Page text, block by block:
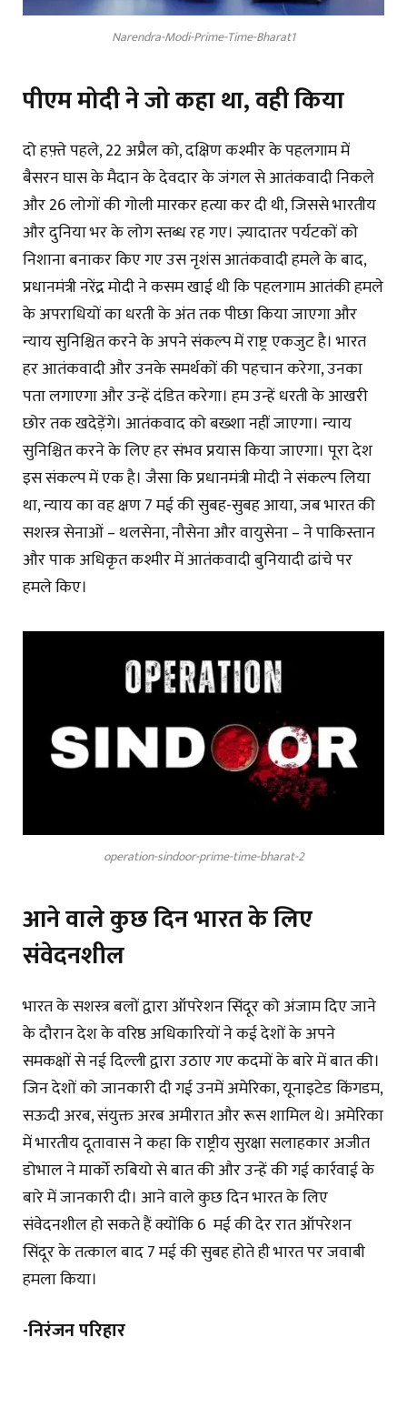
Narendra-Modi-Prime-Time-Bharat1
पीएम मोदी ने जो कहा था, वही किया
दो हफ़्ते पहले, 22 अप्रैल को, दक्षिण कश्मीर के पहलगाम में
बैसरन घास के मैदान के देवदार के जंगल से आतंकवादी निकले
और 26 लोगों की गोली मारकर हत्या कर दी थी, जिससे भारतीय
और दुनिया भर के लोग स्तब्ध रह गए। ज़्यादातर पर्यटकों को
निशाना बनाकर किए गए उस नृशंस आतंकवादी हमले के बाद,
प्रधानमंत्री नरेंद्र मोदी ने कसम खाई थी कि पहलगाम आतंकी हमले
के अपराधियों का धरती के अंत तक पीछा किया जाएगा और
न्याय सुनिश्चित करने के अपने संकल्प में राष्ट्र एकजुट है। भारत
हर आतंकवादी और उनके समर्थकों की पहचान करेगा, उनका
पता लगाएगा और उन्हें दंडित करेगा। हम उन्हें धरती के आखरी
छोर तक खदेड़ेंगे। आतंकवाद को बख्शा नहीं जाएगा। न्याय
सुनिश्चित करने के लिए हर संभव प्रयास किया जाएगा। पूरा देश
इस संकल्प में एक है। जैसा कि प्रधानमंत्री मोदी ने संकल्प लिया
था, न्याय का वह क्षण 7 मई की सुबह-सुबह आया, जब भारत की
सशस्त्र सेनाओं – थलसेना, नौसेना और वायुसेना – ने पाकिस्तान
और पाक अधिकृत कश्मीर में आतंकवादी बुनियादी ढांचे पर
हमले किए।
operation-sindoor-prime-time-bharat-2
आने वाले कुछ दिन भारत के लिए
संवेदनशील
भारत के सशस्त्र बलों द्वारा ऑपरेशन सिंदूर को अंजाम दिए जाने
के दौरान देश के वरिष्ठ अधिकारियों ने कई देशों के अपने
समकक्षों से नई दिल्ली द्वारा उठाए गए कदमों के बारे में बात की।
जिन देशों को जानकारी दी गई उनमें अमेरिका, यूनाइटेड किंगडम,
सऊदी अरब, संयुक्त अरब अमीरात और रूस शामिल थे। अमेरिका
में भारतीय दूतावास ने कहा कि राष्ट्रीय सुरक्षा सलाहकार अजीत
डोभाल ने मार्को रुबियो से बात की और उन्हें की गई कार्रवाई के
बारे में जानकारी दी। आने वाले कुछ दिन भारत के लिए
संवेदनशील हो सकते हैं क्योंकि 6 मई की देर रात ऑपरेशन
सिंदूर के तत्काल बाद 7 मई की सुबह होते ही भारत पर जवाबी
हमला किया।
-निरंजन परिहार